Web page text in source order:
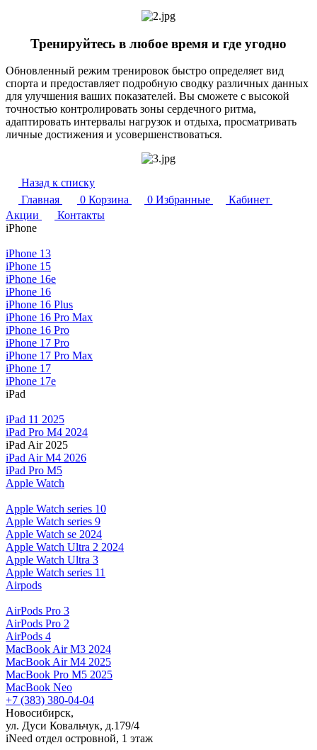
Тренируйтесь в любое время и где угодно
Обновленный режим тренировок быстро определяет вид
спорта и предоставляет подробную сводку различных данных
для улучшения ваших показателей. Вы сможете с высокой
точностью контролировать зоны сердечного ритма,
адаптировать интервалы нагрузок и отдыха, просматривать
личные достижения и усовершенствоваться.
Назад к списку
Главная
0 Корзина 0 Избранные
Кабинет
Акции
Контакты
iPhone
iPhone 13
iPhone 15
iPhone 16e
iPhone 16
iPhone 16 Plus
iPhone 16 Pro Max
iPhone 16 Pro
iPhone 17 Pro
iPhone 17 Pro Max
iPhone 17
iPhone 17e
iPad
iPad 11 2025
iPad Pro M4 2024
iPad Air 2025
iPad Air M4 2026
iPad Pro M5
Apple Watch
Apple Watch series 10
Apple Watch series 9
Apple Watch se 2024
Apple Watch Ultra 2 2024
Apple Watch Ultra 3
Apple Watch series 11
Airpods
AirPods Pro 3
AirPods Pro 2
AirPods 4
MacBook Air M3 2024
MacBook Air M4 2025
MacBook Pro M5 2025
MacBook Neo
+7 (383) 380-04-04
Новосибирск,
ул. Дуси Ковальчук, д.179/4
iNeed отдел островной, 1 этаж